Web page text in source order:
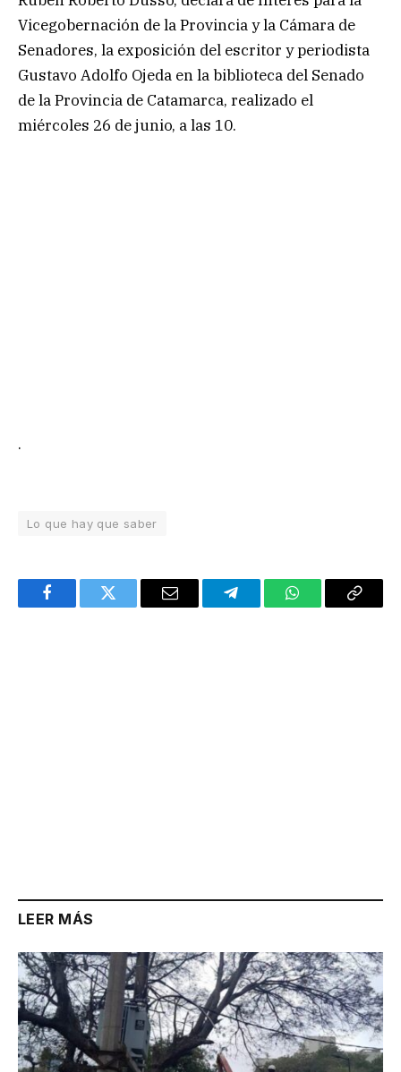
Vicegobernación de la Provincia y la Cámara de
Senadores, la exposición del escritor y periodista
Gustavo Adolfo Ojeda en la biblioteca del Senado
de la Provincia de Catamarca, realizado el
miércoles 26 de junio, a las 10.
.
Lo que hay que saber
FacebookTwitter Email TelegramWhatsAppCopy
LEER MÁS